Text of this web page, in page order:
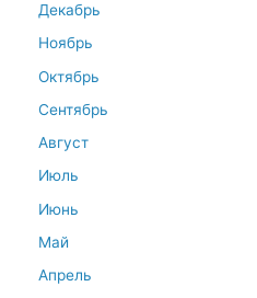
Декабрь
Ноябрь
Октябрь
Сентябрь
Август
Июль
Июнь
Май
Апрель